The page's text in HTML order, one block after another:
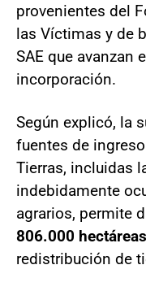
provenientes del
las Víctimas y de
SAE que avanzan
incorporación.
Según explicó, la
fuentes de
Tierras, incluidas
indebidamente
agrarios, permite
806.000 hectáreas
redistribución de